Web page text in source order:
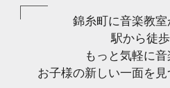
錦糸町に音楽教室
駅から徒歩
もっと気軽に
お子様の新しい一面を見